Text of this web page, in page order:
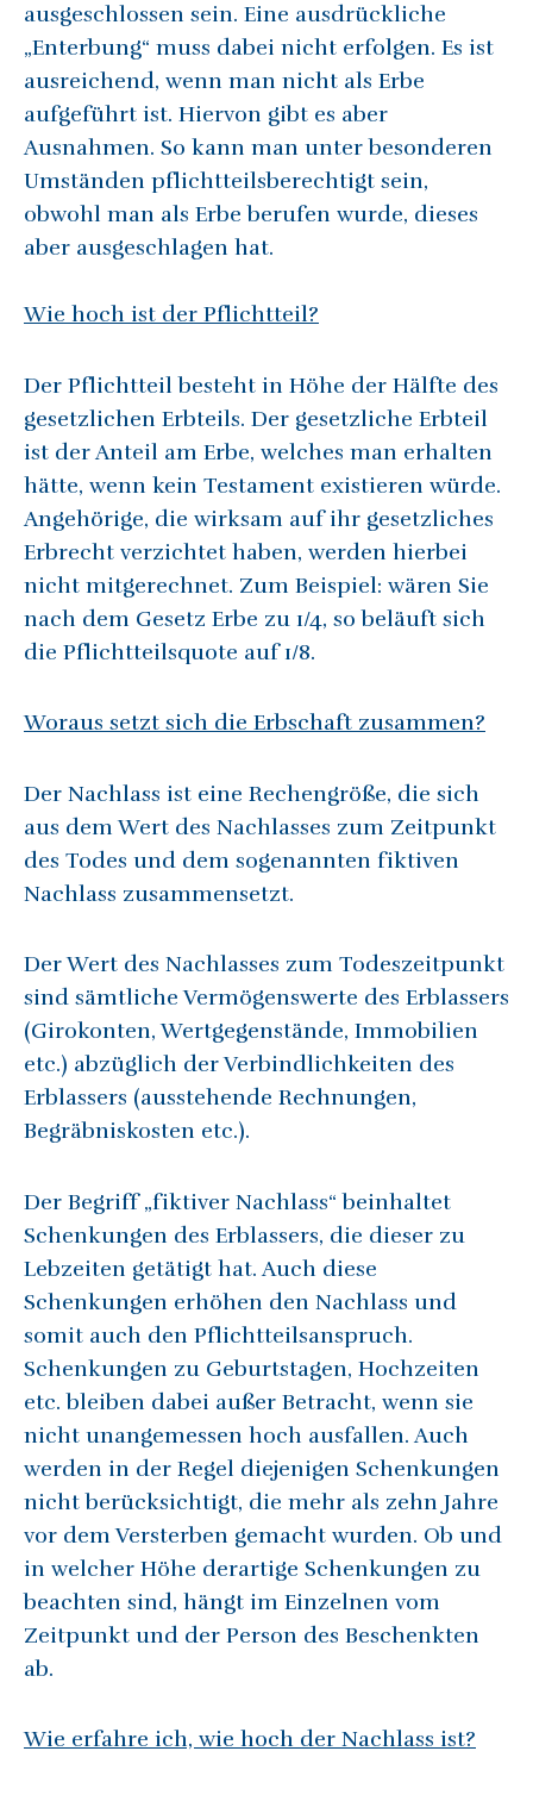
ausgeschlossen sein. Eine ausdrückliche
„Enterbung“ muss dabei nicht erfolgen. Es ist
ausreichend, wenn man nicht als Erbe
aufgeführt ist. Hiervon gibt es aber
Ausnahmen. So kann man unter besonderen
Umständen pflichtteilsberechtigt sein,
obwohl man als Erbe berufen wurde, dieses
aber ausgeschlagen hat.
Wie hoch ist der Pflichtteil?
Der Pflichtteil besteht in Höhe der Hälfte des
gesetzlichen Erbteils. Der gesetzliche Erbteil
ist der Anteil am Erbe, welches man erhalten
hätte, wenn kein Testament existieren würde.
Angehörige, die wirksam auf ihr gesetzliches
Erbrecht verzichtet haben, werden hierbei
nicht mitgerechnet. Zum Beispiel: wären Sie
nach dem Gesetz Erbe zu 1/4, so beläuft sich
die Pflichtteilsquote auf 1/8.
Woraus setzt sich die Erbschaft zusammen?
Der Nachlass ist eine Rechengröße, die sich
aus dem Wert des Nachlasses zum Zeitpunkt
des Todes und dem sogenannten fiktiven
Nachlass zusammensetzt.
Der Wert des Nachlasses zum Todeszeitpunkt
sind sämtliche Vermögenswerte des Erblassers
(Girokonten, Wertgegenstände, Immobilien
etc.) abzüglich der Verbindlichkeiten des
Erblassers (ausstehende Rechnungen,
Begräbniskosten etc.).
Der Begriff „fiktiver Nachlass“ beinhaltet
Schenkungen des Erblassers, die dieser zu
Lebzeiten getätigt hat. Auch diese
Schenkungen erhöhen den Nachlass und
somit auch den Pflichtteilsanspruch.
Schenkungen zu Geburtstagen, Hochzeiten
etc. bleiben dabei außer Betracht, wenn sie
nicht unangemessen hoch ausfallen. Auch
werden in der Regel diejenigen Schenkungen
nicht berücksichtigt, die mehr als zehn Jahre
vor dem Versterben gemacht wurden. Ob und
in welcher Höhe derartige Schenkungen zu
beachten sind, hängt im Einzelnen vom
Zeitpunkt und der Person des Beschenkten
ab.
Wie erfahre ich, wie hoch der Nachlass ist?